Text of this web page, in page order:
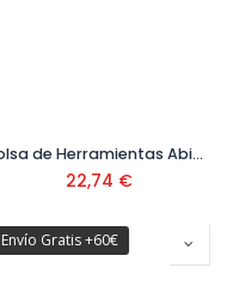
Bolsa de Herramientas Abierta Ref. STST1-70718
22,74 €
Envío Gratis +60€